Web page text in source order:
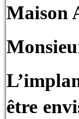
Maison
être